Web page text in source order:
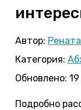
Автор:
Категория:
Обновлено:
Подробно